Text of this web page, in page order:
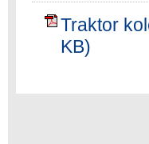
Traktor
KB)